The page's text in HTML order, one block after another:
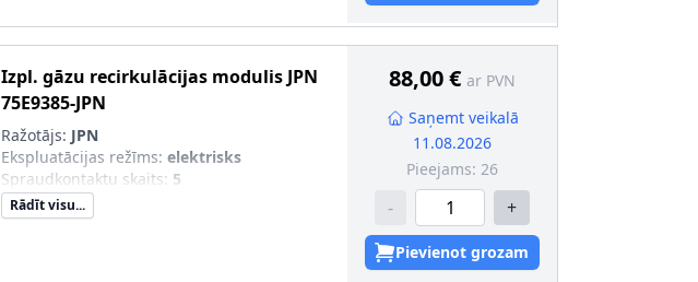
Izpl. gāzu recirkulācijas modulis JPN
75E9385-JPN
Ražotājs: JPN
Ekspluatācijas režīms: elektrisks
Spraudkontaktu skaits: 5
Rādīt visu...
88,00 € ar PVN
Saņemt veikalā
11.08.2026
Pieejams: 26
- +
Pievienot grozam